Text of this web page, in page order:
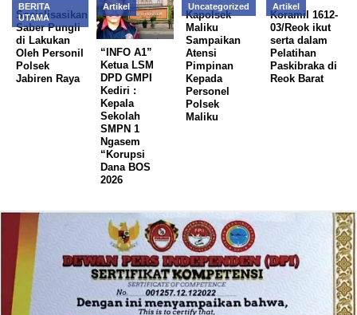
BERITA
UTAMA
Sosialisasikan
Saber Pungli
di Lakukan
Oleh Personil
Polsek
Jabiren Raya
Artikel
“INFO A1”
Ketua LSM
DPD GMPI
Kediri :
Kepala
Sekolah
SMPN 1
Ngasem
“Korupsi
Dana BOS
2026
Uncategorized
Kapolsek
Maliku
Sampaikan
Atensi
Pimpinan
Kepada
Personel
Polsek
Maliku
Artikel
Koramil 1612-
03/Reok ikut
serta dalam
Pelatihan
Paskibraka di
Reok Barat